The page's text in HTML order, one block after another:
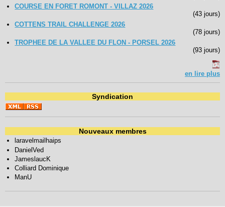
COURSE EN FORET ROMONT - VILLAZ 2026
(43 jours)
COTTENS TRAIL CHALLENGE 2026
(78 jours)
TROPHEE DE LA VALLEE DU FLON - PORSEL 2026
(93 jours)
en lire plus
Syndication
Nouveaux membres
laravelmailhaips
DanielVed
JameslaucK
Colliard Dominique
ManU